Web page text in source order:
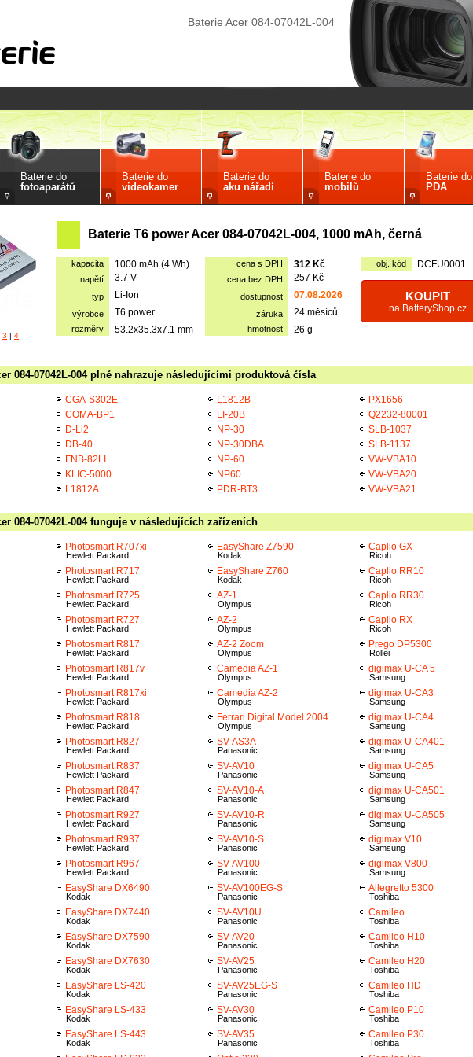
Baterie Acer 084-07042L-004
Baterie do
fotoaparátů
Baterie do
videokamer
Baterie do
aku nářadí
Baterie do
mobilů
Baterie do
PDA
3 | 4
Baterie T6 power Acer 084-07042L-004, 1000 mAh, černá
kapacita 1000 mAh (4 Wh) cena s DPH 312 Kč obj. kód DCFU0001
napětí 3.7 V cena bez DPH 257 Kč
KOUPIT
na BatteryShop.cz
typ Li-Ion dostupnost 07.08.2026
výrobce T6 power záruka 24 měsíců
rozměry 53.2x35.3x7.1 mm hmotnost 26 g
084-07042L-004 plně nahrazuje následujícími produktová čísla
CGA-S302E
COMA-BP1
D-Li2
DB-40
FNB-82LI
KLIC-5000
L1812A
L1812B
LI-20B
NP-30
NP-30DBA
NP-60
NP60
PDR-BT3
PX1656
Q2232-80001
SLB-1037
SLB-1137
VW-VBA10
VW-VBA20
VW-VBA21
084-07042L-004 funguje v následujících zařízeních
Photosmart R707xi
Hewlett Packard
Photosmart R717
Hewlett Packard
Photosmart R725
Hewlett Packard
Photosmart R727
Hewlett Packard
Photosmart R817
Hewlett Packard
Photosmart R817v
Hewlett Packard
Photosmart R817xi
Hewlett Packard
Photosmart R818
Hewlett Packard
Photosmart R827
Hewlett Packard
Photosmart R837
Hewlett Packard
Photosmart R847
Hewlett Packard
Photosmart R927
Hewlett Packard
Photosmart R937
Hewlett Packard
Photosmart R967
Hewlett Packard
EasyShare DX6490
Kodak
EasyShare DX7440
Kodak
EasyShare DX7590
Kodak
EasyShare DX7630
Kodak
EasyShare LS-420
Kodak
EasyShare LS-433
Kodak
EasyShare LS-443
Kodak
EasyShare Z7590
Kodak
EasyShare Z760
Kodak
AZ-1
Olympus
AZ-2
Olympus
AZ-2 Zoom
Olympus
Camedia AZ-1
Olympus
Camedia AZ-2
Olympus
Ferrari Digital Model 2004
Olympus
SV-AS3A
Panasonic
SV-AV10
Panasonic
SV-AV10-A
Panasonic
SV-AV10-R
Panasonic
SV-AV10-S
Panasonic
SV-AV100
Panasonic
SV-AV100EG-S
Panasonic
SV-AV10U
Panasonic
SV-AV20
Panasonic
SV-AV25
Panasonic
SV-AV25EG-S
Panasonic
SV-AV30
Panasonic
SV-AV35
Panasonic
Caplio GX
Ricoh
Caplio RR10
Ricoh
Caplio RR30
Ricoh
Caplio RX
Ricoh
Prego DP5300
Rollei
digimax U-CA 5
Samsung
digimax U-CA3
Samsung
digimax U-CA4
Samsung
digimax U-CA401
Samsung
digimax U-CA5
Samsung
digimax U-CA501
Samsung
digimax U-CA505
Samsung
digimax V10
Samsung
digimax V800
Samsung
Allegretto 5300
Toshiba
Camileo
Toshiba
Camileo H10
Toshiba
Camileo H20
Toshiba
Camileo HD
Toshiba
Camileo P10
Toshiba
Camileo P30
Toshiba